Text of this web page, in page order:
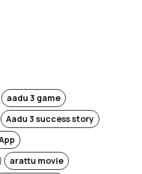
aadu 3 game
Aadu 3 success story
arattu movie